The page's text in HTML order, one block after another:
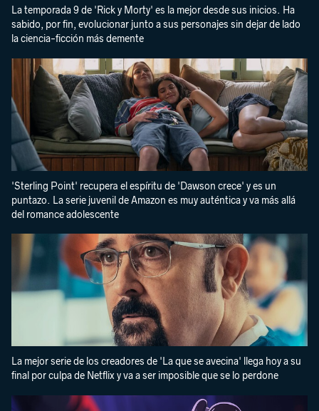
La temporada 9 de 'Rick y Morty' es la mejor desde sus inicios. Ha
sabido, por fin, evolucionar junto a sus personajes sin dejar de lado
la ciencia-ficción más demente
'Sterling Point' recupera el espíritu de 'Dawson crece' y es un
puntazo. La serie juvenil de Amazon es muy auténtica y va más allá
del romance adolescente
La mejor serie de los creadores de 'La que se avecina' llega hoy a su
final por culpa de Netflix y va a ser imposible que se lo perdone